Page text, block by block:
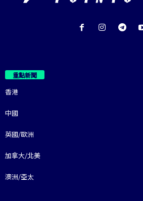
重點新聞
香港
中國
英國/歐洲
加拿大/北美
澳洲/亞太